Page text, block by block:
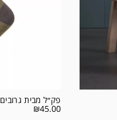
פק״ל מבית גרובים
₪45.00